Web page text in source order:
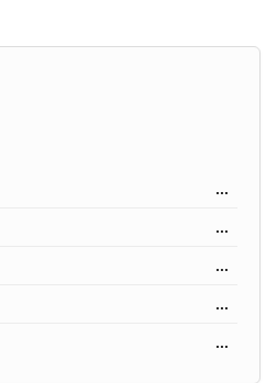
...
...
...
...
...